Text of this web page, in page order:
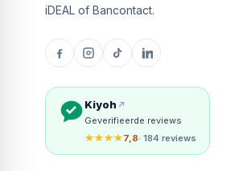
iDEAL of Bancontact.
Kiyoh
Geverifieerde reviews
★★★★7,8· 184 reviews